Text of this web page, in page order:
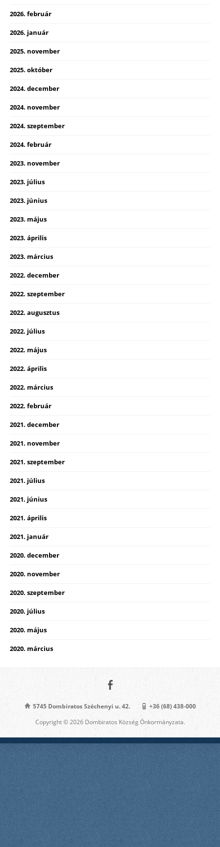
2026. február
2026. január
2025. november
2025. október
2024. december
2024. november
2024. szeptember
2024. február
2023. november
2023. július
2023. június
2023. május
2023. április
2023. március
2022. december
2022. szeptember
2022. augusztus
2022. július
2022. május
2022. április
2022. március
2022. február
2021. december
2021. november
2021. szeptember
2021. július
2021. június
2021. április
2021. január
2020. december
2020. november
2020. szeptember
2020. július
2020. május
2020. március
5745 Dombiratos Széchenyi u. 42. +36 (68) 438-000
Copyright © 2026 Dombiratos Község Önkormányzata.